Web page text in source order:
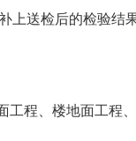
送检后的检验结果
程、楼地面工程